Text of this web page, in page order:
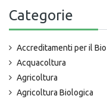
Categorie
Accreditamenti per il Bio
Acquacoltura
Agricoltura
Agricoltura Biologica